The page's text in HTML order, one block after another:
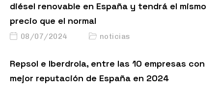
diésel renovable en España y tendrá el mismo
precio que el normal
08/07/2024 noticias
Repsol e Iberdrola, entre las 10 empresas con
mejor reputación de España en 2024